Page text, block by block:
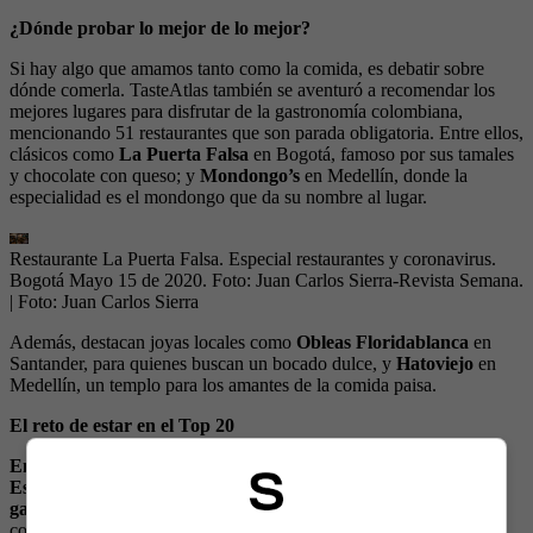
¿Dónde probar lo mejor de lo mejor?
Si hay algo que amamos tanto como la comida, es debatir sobre
dónde comerla. TasteAtlas también se aventuró a recomendar los
mejores lugares para disfrutar de la gastronomía colombiana,
mencionando 51 restaurantes que son parada obligatoria. Entre ellos,
clásicos como La Puerta Falsa en Bogotá, famoso por sus tamales
y chocolate con queso; y Mondongo’s en Medellín, donde la
especialidad es el mondongo que da su nombre al lugar.
Restaurante La Puerta Falsa. Especial restaurantes y coronavirus.
Bogotá Mayo 15 de 2020. Foto: Juan Carlos Sierra-Revista Semana.
| Foto: Juan Carlos Sierra
Además, destacan joyas locales como Obleas Floridablanca en
Santander, para quienes buscan un bocado dulce, y Hatoviejo en
Medellín, un templo para los amantes de la comida paisa.
El reto de estar en el Top 20
Entrar al Top 20 no solo es un honor, también es un desafío.
Este reconocimiento llega en un momento en el que la
gastronomía mundial se reinventa constantemente,